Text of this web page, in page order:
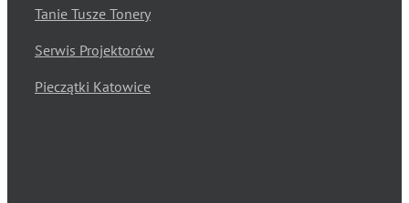
Tanie Tusze Tonery
Serwis Projektorów
Pieczątki Katowice